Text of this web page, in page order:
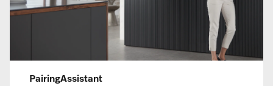
PairingAssistant